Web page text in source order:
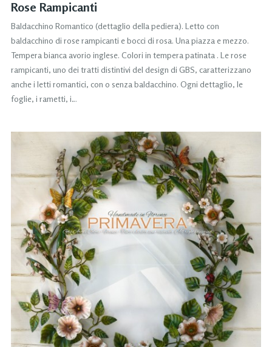
Rose Rampicanti
Baldacchino Romantico (dettaglio della pediera). Letto con
baldacchino di rose rampicanti e bocci di rosa. Una piazza e mezzo.
Tempera bianca avorio inglese. Colori in tempera patinata . Le rose
rampicanti, uno dei tratti distintivi del design di GBS, caratterizzano
anche i letti romantici, con o senza baldacchino. Ogni dettaglio, le
foglie, i rametti, i…